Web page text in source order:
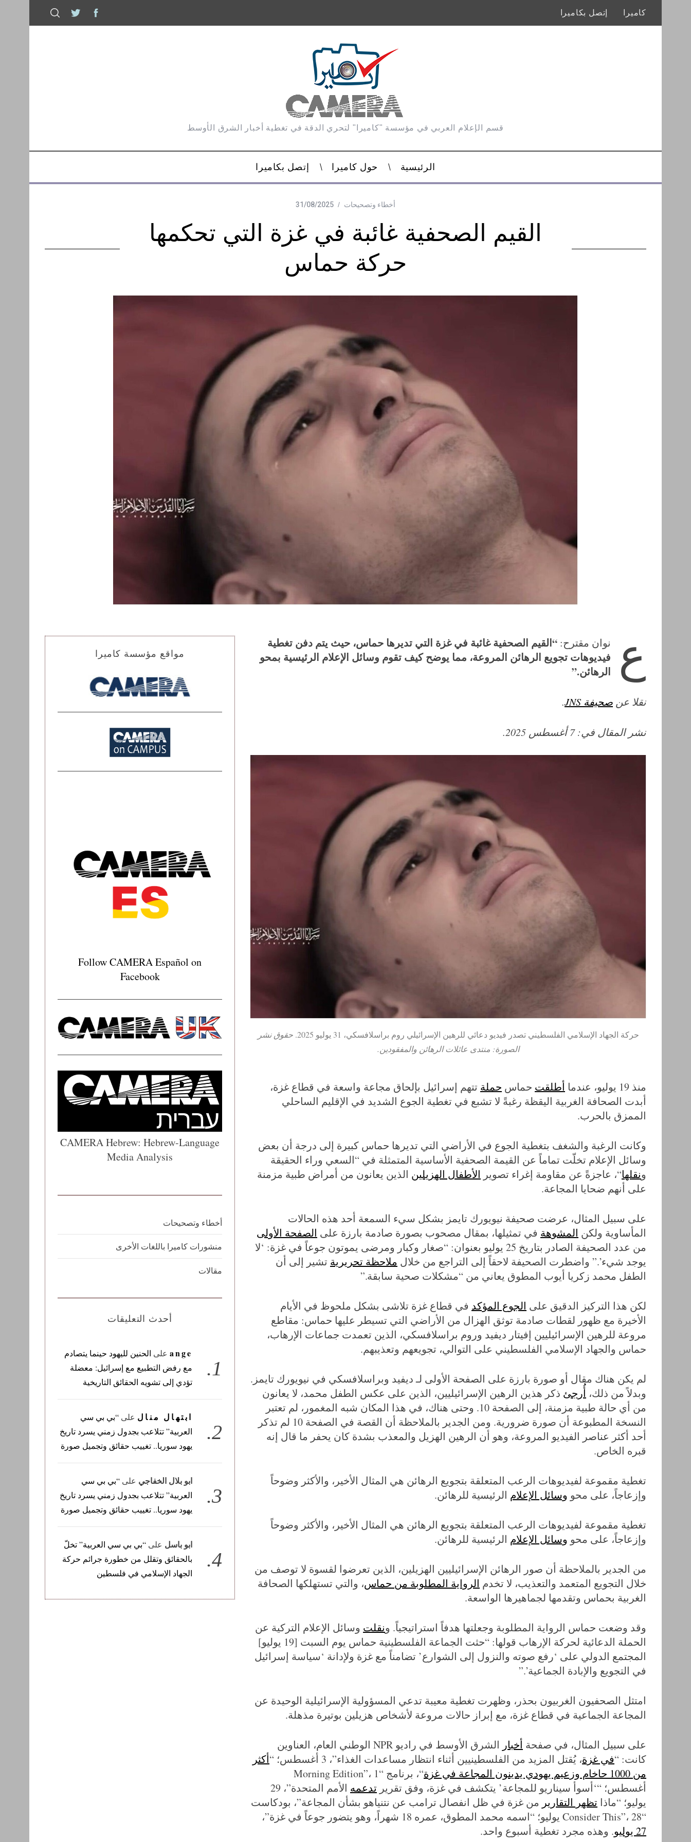
كاميرا إتصل بكاميرا
قسم الإعلام العربي في مؤسسة "كاميرا" لتحري الدقة في تغطية أخبار الشرق الأوسط
الرئيسية حول كاميرا إتصل بكاميرا
أخطاء وتصحيحات 31/08/2025
القيم الصحفية غائبة في غزة التي تحكمها
حركة حماس
ع نوان مقترح: “القيم الصحفية غائبة في غزة التي تديرها حماس، حيث يتم دفن تغطية
فيديوهات تجويع الرهائن المروعة، مما يوضح كيف تقوم وسائل الإعلام الرئيسية بمحو
الرهائن.”
نقلا عن صحيفة JNS .
نشر المقال في: 7 أغسطس 2025.
حركة الجهاد الإسلامي الفلسطيني تصدر فيديو دعائي للرهين الإسرائيلي روم براسلافسكي، 31 يوليو 2025.
حقوق نشر
الصورة: منتدى عائلات الرهائن والمفقودين.
منذ 19 يوليو، عندما أطلقت حماس حملة تتهم إسرائيل بإلحاق مجاعة واسعة في قطاع غزة،
أبدت الصحافة الغربية اليقظة رغبةً لا تشبع في تغطية الجوع الشديد في الإقليم الساحلي
الممزق بالحرب.
وكانت الرغبة والشغف بتغطية الجوع في الأراضي التي تديرها حماس كبيرة إلى درجة أن بعض
وسائل الإعلام تخلّت تماماً عن القيمة الصحفية الأساسية المتمثلة في “السعي وراء الحقيقة
ونقلها“، عاجزةً عن مقاومة إغراء تصوير الأطفال الهزيلين الذين يعانون من أمراض طبية مزمنة
على أنهم ضحايا المجاعة.
على سبيل المثال، عرضت صحيفة نيويورك تايمز بشكل سيء السمعة أحد هذه الحالات
المأساوية ولكن المشوهة في تمثيلها، بمقال مصحوب بصورة صادمة بارزة على الصفحة الأولى
من عدد الصحيفة الصادر بتاريخ 25 يوليو بعنوان: “صغار وكبار ومرضى يموتون جوعاً في غزة: ‘لا
يوجد شيء’.” واضطرت الصحيفة لاحقاً إلى التراجع من خلال ملاحظة تحريرية تشير إلى أن
الطفل محمد زكريا أيوب المطوق يعاني من “مشكلات صحية سابقة.”
لكن هذا التركيز الدقيق على الجوع المؤكد في قطاع غزة تلاشى بشكل ملحوظ في الأيام
الأخيرة مع ظهور لقطات صادمة توثق الهزال من الأراضي التي تسيطر عليها حماس: مقاطع
مروعة للرهين الإسرائيليين إفيتار ديفيد وروم براسلافسكي، الذين تعمدت جماعات الإرهاب،
حماس والجهاد الإسلامي الفلسطيني على التوالي، تجويعهم وتعذيبهم.
لم يكن هناك مقال أو صورة بارزة على الصفحة الأولى لـ ديفيد وبراسلافسكي في نيويورك تايمز.
وبدلاً من ذلك، أُرجئ ذكر هذين الرهين الإسرائيليين، الذين على عكس الطفل محمد، لا يعانون
من أي حالة طبية مزمنة، إلى الصفحة 10. وحتى هناك، في هذا المكان شبه المغمور، لم تعتبر
النسخة المطبوعة أن صورة ضرورية. ومن الجدير بالملاحظة أن القصة في الصفحة 10 لم تذكر
أحد أكثر عناصر الفيديو المروعة، وهو أن الرهين الهزيل والمعذب بشدة كان يحفر ما قال إنه
قبره الخاص.
تغطية مقموعة لفيديوهات الرعب المتعلقة بتجويع الرهائن هي المثال الأخير، والأكثر وضوحاً
وإزعاجاً، على محو وسائل الإعلام الرئيسية للرهائن.
تغطية مقموعة لفيديوهات الرعب المتعلقة بتجويع الرهائن هي المثال الأخير، والأكثر وضوحاً
وإزعاجاً، على محو وسائل الإعلام الرئيسية للرهائن.
من الجدير بالملاحظة أن صور الرهائن الإسرائيليين الهزيلين، الذين تعرضوا لقسوة لا توصف من
خلال التجويع المتعمد والتعذيب، لا تخدم الرواية المطلوبة من حماس، والتي تستهلكها الصحافة
الغربية بحماس وتقدمها لجماهيرها الواسعة.
وقد وضعت حماس الرواية المطلوبة وجعلتها هدفاً استراتيجياً. ونقلت وسائل الإعلام التركية عن
الحملة الدعائية لحركة الإرهاب قولها: “حثت الجماعة الفلسطينية حماس يوم السبت [19 يوليو]
المجتمع الدولي على ‘رفع صوته والنزول إلى الشوارع’ تضامناً مع غزة ولإدانة ‘سياسة إسرائيل
في التجويع والإبادة الجماعية’.”
امتثل الصحفيون الغربيون بحذر، وظهرت تغطية معيبة تدعي المسؤولية الإسرائيلية الوحيدة عن
المجاعة الجماعية في قطاع غزة، مع إبراز حالات مروعة لأشخاص هزيلين بوتيرة مذهلة.
على سبيل المثال، في صفحة أخبار
الشرق الأوسط في راديو NPR الوطني العام، العناوين
كانت: “في غزة، يُقتل المزيد من الفلسطينيين أثناء انتظار مساعدات الغذاء”، 3 أغسطس؛ “
أكثر
من 1000 حاخام وزعيم يهودي يدينون المجاعة في غزة
“، برنامج “Morning Edition”، 1
أغسطس؛ “‘أسوأ سيناريو للمجاعة’ يتكشف في غزة، وفق تقرير تدعمه
الأمم المتحدة”، 29
يوليو؛ “ماذا تظهر التقارير من غزة في ظل انفصال ترامب عن نتنياهو بشأن المجاعة”، بودكاست
“Consider This”، 28 يوليو؛ “اسمه محمد المطوق، عمره 18 شهراً، وهو يتضور جوعاً في غزة”،
27 يوليو
. وهذه مجرد تغطية أسبوع واحد.
مواقع مؤسسة كاميرا
Follow CAMERA Español on
Facebook
CAMERA Hebrew: Hebrew-Language
Media Analysis
أخطاء وتصحيحات
منشورات كاميرا باللغات الأخرى
مقالات
أحدث التعليقات
ange على الحنين لليهود حينما يتصادم
مع رفض التطبيع مع إسرائيل: معضلة
تؤدي إلى تشويه الحقائق التاريخية
ابتهال منال على “بي بي سي
العربية” تتلاعب بجدول زمني يسرد تاريخ
يهود سوريا.. تغييب حقائق وتجميل صورة
ابو بلال الخفاجي على “بي بي سي
العربية” تتلاعب بجدول زمني يسرد تاريخ
يهود سوريا.. تغييب حقائق وتجميل صورة
ابو باسل على “بي بي سي العربية” تخلّ
بالحقائق وتقلل من خطورة جرائم حركة
الجهاد الإسلامي في فلسطين
e
c
h